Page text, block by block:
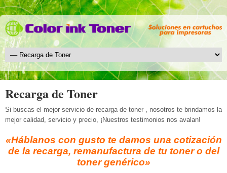
Recarga de Toner
Si buscas el mejor servicio de recarga de toner , nosotros te brindamos la
mejor calidad, servicio y precio, ¡Nuestros testimonios nos avalan!
«Háblanos con gusto te damos una cotización
de la recarga, remanufactura de tu toner o del
toner genérico»